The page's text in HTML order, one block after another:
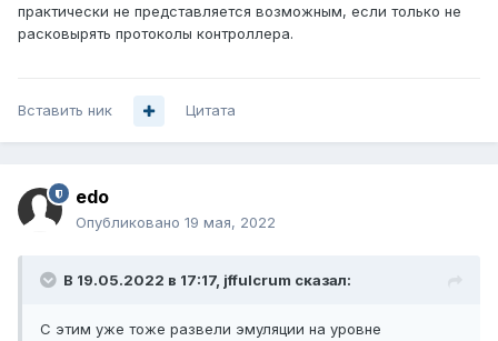
практически не представляется возможным, если только не
расковырять протоколы контроллера.
Вставить ник Цитата
edo
Опубликовано 19 мая, 2022
В 19.05.2022 в 17:17, jffulcrum сказал:
С этим уже тоже развели эмуляции на уровне